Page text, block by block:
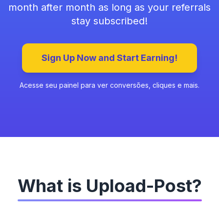
month after month as long as your referrals
stay subscribed!
Sign Up Now and Start Earning!
Acesse seu painel para ver conversões, cliques e mais.
What is Upload-Post?